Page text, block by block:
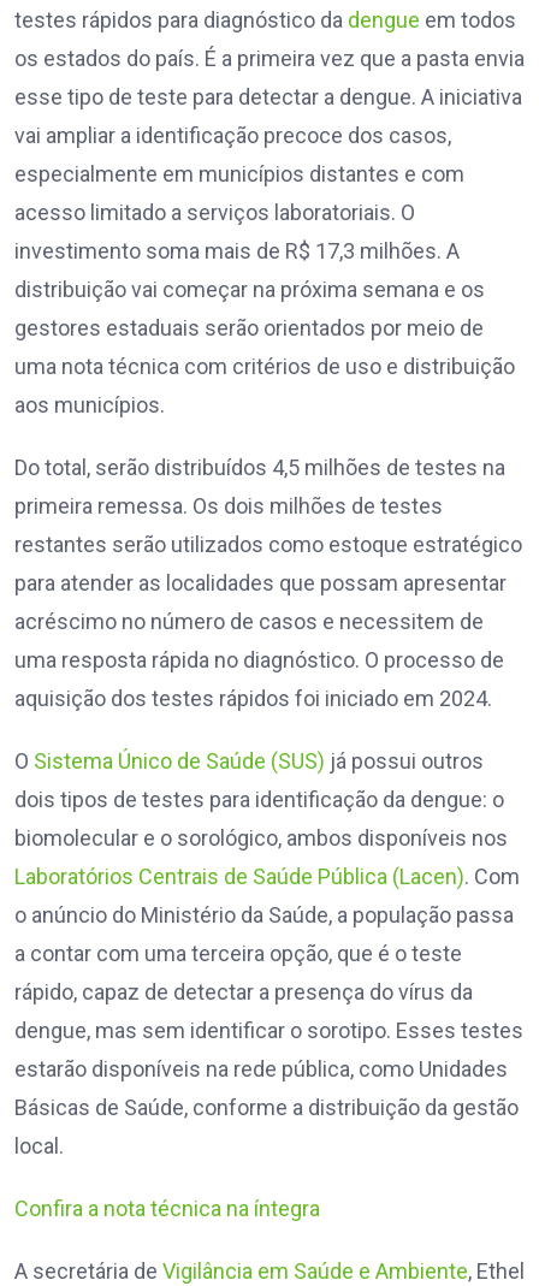
testes rápidos para diagnóstico da dengue em todos
os estados do país. É a primeira vez que a pasta envia
esse tipo de teste para detectar a dengue. A iniciativa
vai ampliar a identificação precoce dos casos,
especialmente em municípios distantes e com
acesso limitado a serviços laboratoriais. O
investimento soma mais de R$ 17,3 milhões. A
distribuição vai começar na próxima semana e os
gestores estaduais serão orientados por meio de
uma nota técnica com critérios de uso e distribuição
aos municípios.
Do total, serão distribuídos 4,5 milhões de testes na
primeira remessa. Os dois milhões de testes
restantes serão utilizados como estoque estratégico
para atender as localidades que possam apresentar
acréscimo no número de casos e necessitem de
uma resposta rápida no diagnóstico. O processo de
aquisição dos testes rápidos foi iniciado em 2024.
O Sistema Único de Saúde (SUS) já possui outros
dois tipos de testes para identificação da dengue: o
biomolecular e o sorológico, ambos disponíveis nos
Laboratórios Centrais de Saúde Pública (Lacen). Com
o anúncio do Ministério da Saúde, a população passa
a contar com uma terceira opção, que é o teste
rápido, capaz de detectar a presença do vírus da
dengue, mas sem identificar o sorotipo. Esses testes
estarão disponíveis na rede pública, como Unidades
Básicas de Saúde, conforme a distribuição da gestão
local.
Confira a nota técnica na íntegra
A secretária de Vigilância em Saúde e Ambiente, Ethel